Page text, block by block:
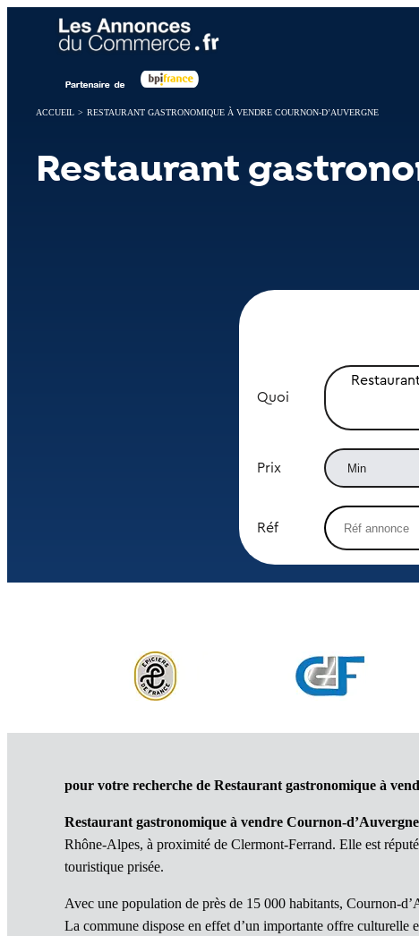
ACCUEIL > RESTAURANT GASTRONOMIQUE À VENDRE COURNON-D’AUVERGNE
Restaurant
Quoi
Prix
Réf
pour votre recherche de Restaurant gastronomique à
Restaurant gastronomique à vendre Cournon-d’Auvergne
Rhône-Alpes, à proximité de Clermont-Ferrand. Elle est
touristique prisée.
Avec une population de près de 15 000 habitants, Cournon-
La commune dispose en effet d’un importante offre culturelle
Panneau de gestion des cookies